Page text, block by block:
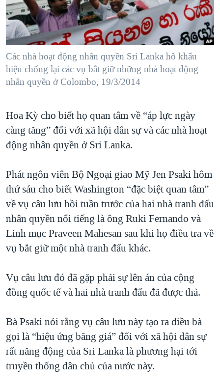
"Tìm"NGƯỜI VIỆT HẢI NGOẠI
ĐỜI SỐNG
KINH TẾ
KHOA HỌC
SỨC KHOẺ
THỂ THAO
GIÁO DỤC
TẠI
HÀNH TRÌNH BẦU CỬ 2024
MỘT NĂM CHIẾN TRANH TẠI DẢI GAZA
GIẢI MÃ VÀNH ĐAI & CON ĐƯỜNG
NGÀY TỊ NẠN THẾ GIỚI
CHI PHÍ CHIẾN TRANH AFGHANISTAN
CÁC GIÁ TRỊ CỘNG HÒA Ở VIỆT NAM
TRỊNH VĨNH BÌNH VS. CHÍNH PHỦ VIỆT NAM
NGƯ DÂN VIỆT VÀ LÀN SÓNG TRỘM HẢI SÂM
BÊN KIA QUỐC LỘ: TIẾNG VỌNG TỪ NÔNG THÔN MỸ
QUAN HỆ VIỆT MỸ
VIDEO
NGHE
MẠNG XÃ HỘI
Các nhà hoạt động nhân quyền Sri Lanka hô khẩu
hiệu chống lại các vụ bắt giữ những nhà hoạt động
nhân quyền ở Colombo, 19/3/2014
Hoa Kỳ cho biết họ quan tâm về “áp lực ngày
càng tăng” đối với xã hội dân sự và các nhà hoạt
động nhân quyền ở Sri Lanka.
Phát ngôn viên Bộ Ngoại giao Mỹ Jen Psaki hôm
thứ sáu cho biết Washington “đặc biệt quan tâm”
về vụ câu lưu hồi tuần trước của hai nhà tranh đấu
nhân quyền nổi tiếng là ông Ruki Fernando và
Linh mục Praveen Mahesan sau khi họ điều tra về
vụ bắt giữ một nhà tranh đấu khác.
Vụ câu lưu đó đã gặp phải sự lên án của cộng
đồng quốc tế và hai nhà tranh đấu đã được thả.
Bà Psaki nói rằng vụ câu lưu này tạo ra điều bà
gọi là “hiệu ứng băng giá” đối với xã hội dân sự
rất năng động của Sri Lanka là phương hại tới
truyền thống dân chủ của nước này.